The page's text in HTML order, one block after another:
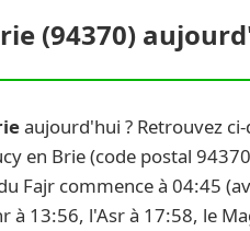
(94370)
aujourd'hui ? Retrouvez ci-
en Brie (code postal
Fajr commence à 04:45
à 13:56, l'Asr à 17:58, le